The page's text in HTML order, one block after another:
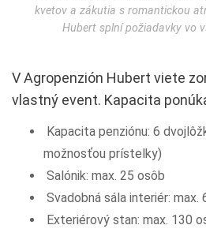
kvetov a zákutia s romantickou
Hubert splní požiadavky vo
V Agropenzión Hubert viete
vlastný event. Kapacita
Kapacita penziónu: 6
možnosťou prístelky)
Salónik: max. 25 osôb
Svadobná sála interiér: max.
Exteriérový stan: max. 130